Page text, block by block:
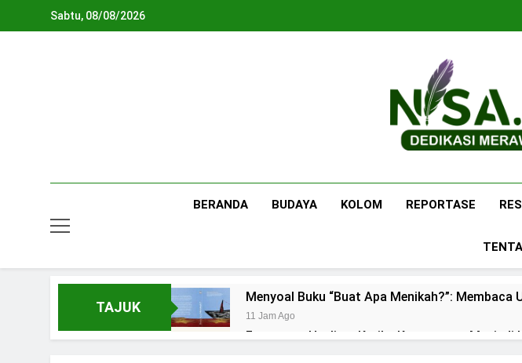
Sabtu, 08/08/2026
BERANDA BUDAYA KOLOM REPORTASE
TAJUK
Menyoal Buku “Buat Apa Menikah?”: Membaca
11 Jam Ago
Fenomena Healing: Ketika Ketenangan Menjadi